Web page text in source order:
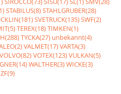
STABILUS(8)STAHLGRUBER(28)
SVETRUCK(135)SWF(2)
TEREX(18)TIMKEN(1)
TYCKA(27) unbekannt(4)
VALMET(17)VARTA(3)
VOLVO(82)VOTEX(123)VULKAN(5)
WALTHER(3)WICKE(3)
ZF(9)